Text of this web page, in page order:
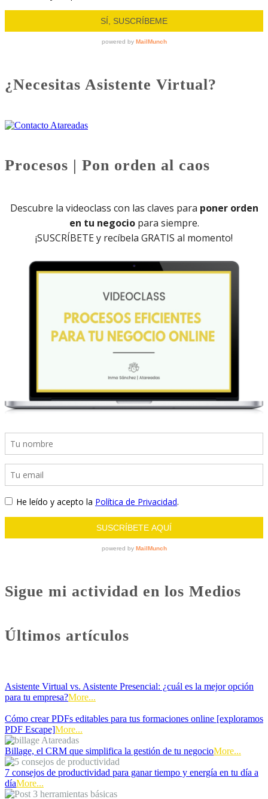
¿Necesitas Asistente Virtual?
Procesos | Pon orden al caos
Sigue mi actividad en los Medios
Últimos artículos
Asistente Virtual vs. Asistente Presencial: ¿cuál es la mejor opción
para tu empresa?More...
Cómo crear PDFs editables para tus formaciones online [exploramos
PDF Escape]More...
Billage, el CRM que simplifica la gestión de tu negocioMore...
7 consejos de productividad para ganar tiempo y energía en tu día a
díaMore...